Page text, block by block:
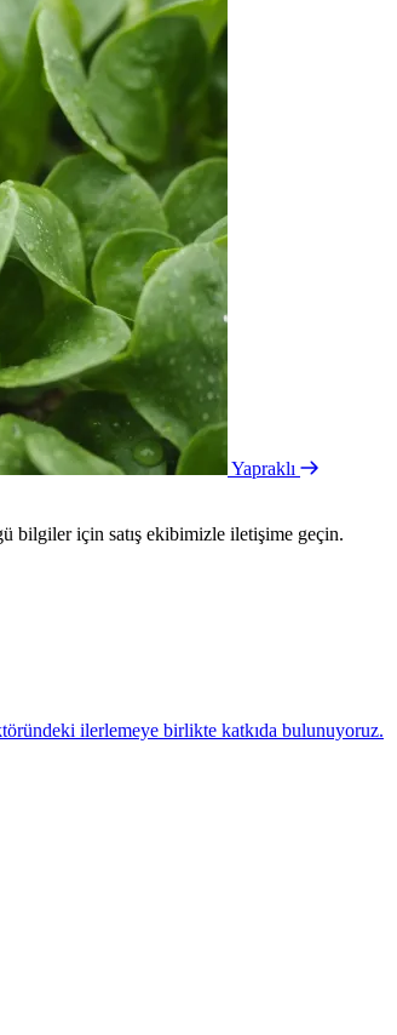
Yapraklı
bilgiler için satış ekibimizle iletişime geçin.
ilerlemeye birlikte katkıda bulunuyoruz.